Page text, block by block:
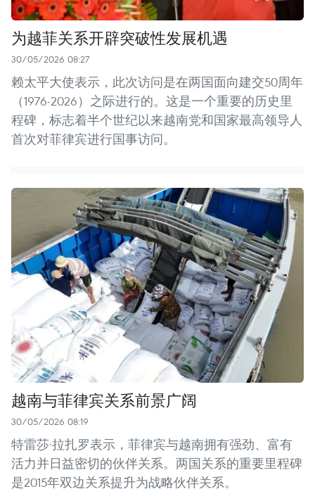
为越菲关系开辟突破性发展机遇
30/05/2026 08:27
赖太平大使表示，此次访问是在两国面向建交50周年
（1976-2026）之际进行的。这是一个重要的历史里
程碑，标志着半个世纪以来越南党和国家最高领导人
首次对菲律宾进行国事访问。
越南与菲律宾关系前景广阔
30/05/2026 08:19
特雷莎·拉扎罗表示，菲律宾与越南拥有强劲、富有
活力并日益密切的伙伴关系。两国关系的重要里程碑
是2015年双边关系提升为战略伙伴关系。